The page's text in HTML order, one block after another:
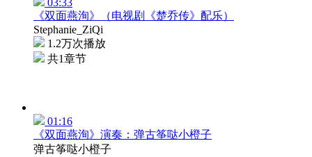
《双面燕洵》（电视剧《楚乔传》配乐）
Stephanie_ZiQi
1.2万次播放
共1章节
01:16
《双面燕洵》演奏：弹古筝哒小橙子
弹古筝哒小橙子